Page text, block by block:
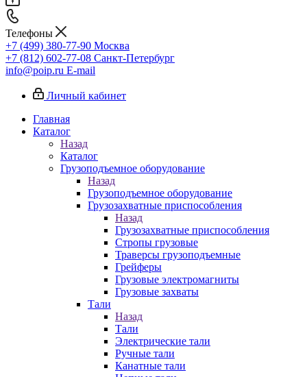
Телефоны
+7 (499) 380-77-90 Москва
+7 (812) 602-77-08 Санкт-Петербург
info@poip.ru E-mail
Личный кабинет
Главная
Каталог
Назад
Каталог
Грузоподъемное оборудование
Назад
Грузоподъемное оборудование
Грузозахватные приспособления
Назад
Грузозахватные приспособления
Стропы грузовые
Траверсы грузоподъемные
Грейферы
Грузовые электромагниты
Грузовые захваты
Тали
Назад
Тали
Электрические тали
Ручные тали
Канатные тали